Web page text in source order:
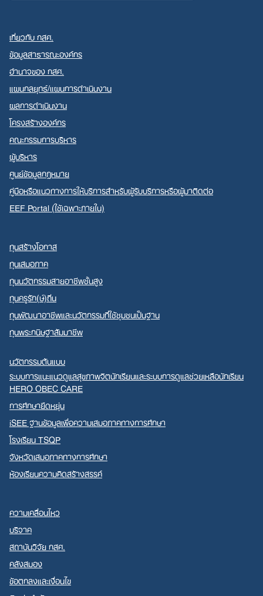
เกี่ยวกับ กสศ.
ข้อมูลสาธารณะองค์กร
อำนาจของ กสศ.
แผนกลยุทธ์/แผนการดำเนินงาน
ผลการดำเนินงาน
โครงสร้างองค์กร
คณะกรรมการบริหาร
ผู้บริหาร
ศูนย์ข้อมูลกฎหมาย
คู่มือหรือแนวทางการให้บริการสำหรับผู้รับบริการหรือผู้มาติดต่อ
EEF Portal (ใช้เฉพาะภายใน)
ทุนสร้างโอกาส
ทุนเสมอภาค
ทุนนวัตกรรมสายอาชีพชั้นสูง
ทุนครูรัก(ษ์)ถิ่น
ทุนพัฒนาอาชีพและนวัตกรรมที่ใช้ชุมชนเป็นฐาน
ทุนพระกนิษฐาสัมมาชีพ
นวัตกรรมต้นแบบ
ระบบการแนะแนวดูแลสุขภาพจิตนักเรียนและระบบการดูแลช่วยเหลือนักเรียน
HERO OBEC CARE
การศึกษายืดหยุ่น
iSEE ฐานข้อมูลเพื่อความเสมอภาคทางการศึกษา
โรงเรียน TSQP
จังหวัดเสมอภาคทางการศึกษา
ห้องเรียนความคิดสร้างสรรค์
ความเคลื่อนไหว
บริจาค
สถาบันวิจัย กสศ.
คลังสมอง
ข้อตกลงและเงื่อนไข